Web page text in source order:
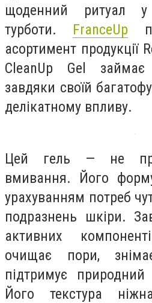
щоденний ритуал
турботи. FranceUp
асортимент продукції
CleanUp Gel
завдяки своїй
делікатному впливу.
Цей гель — не
вмивання. Його
урахуванням потреб
подразнень шкіри.
активних
очищає пори,
підтримує природний
Його текстура